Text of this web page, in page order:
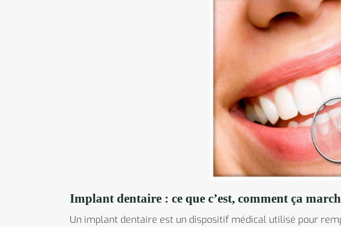
Implant dentaire : ce que c’est, comment ça
Un implant dentaire est un dispositif médical utilisé pour